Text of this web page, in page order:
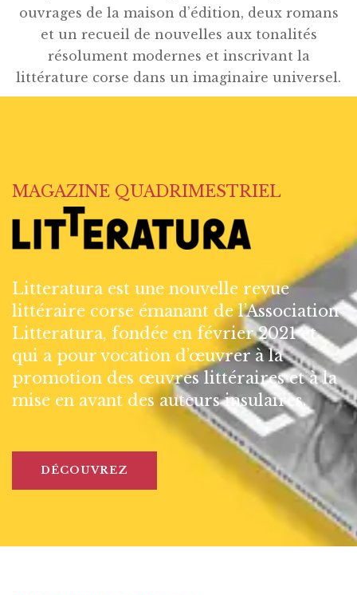
ouvrages de la maison d’édition, deux romans
et un recueil de nouvelles aux tonalités
résolument modernes et inscrivant la
littérature corse dans un imaginaire universel.
MAGAZINE QUADRIMESTRIEL
Litteratura est une nouvelle revue
littéraire corse émanant de l’Association
Litteratura, fondée en février 2021 et
qui a pour vocation d’œuvrer à la
promotion des œuvres littéraires et à la
mise en avant des auteurs insulaires.
DÉCOUVREZ